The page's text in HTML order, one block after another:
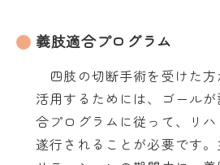
義肢適合プログラム
四肢の切断手術を受けた
活用するためには、ゴール
合プログラムに従って、リ
遂行されることが必要です